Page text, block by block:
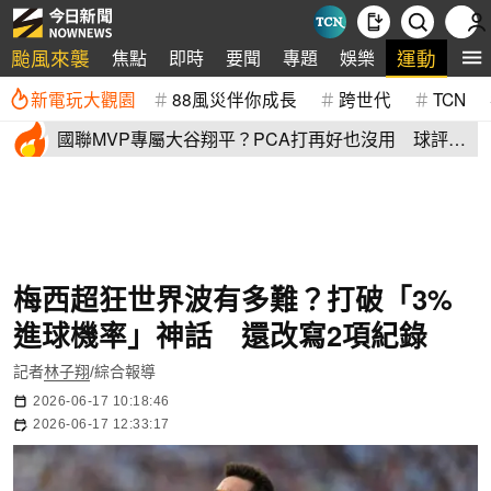
颱風來襲 焦點 即時 要聞 專題 娛樂 運動 全
新電玩大觀園 88風災伴你成長 跨世代 TCN
國聯MVP專屬大谷翔平？PCA打再好也沒用 球評
梅西超狂世界波有多難？打破「3%
進球機率」神話 還改寫2項紀錄
記者林子翔/綜合報導
2026-06-17 10:18:46
2026-06-17 12:33:17